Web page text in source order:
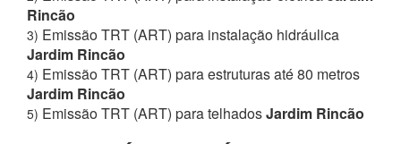
Rincão
3) Emissão TRT (ART) para instalação hidráulica
Jardim Rincão
4) Emissão TRT (ART) para estruturas até 80 metros
Jardim Rincão
5) Emissão TRT (ART) para telhadosJardim Rincão